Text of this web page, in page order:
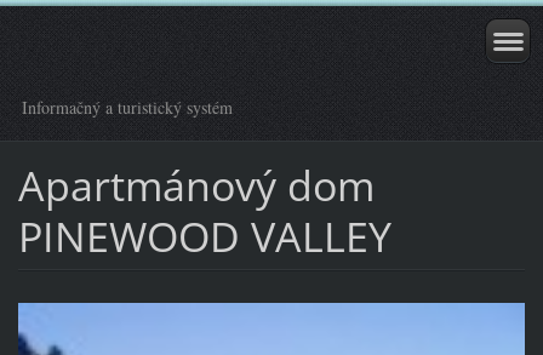
Informačný a turistický systém
Apartmánový dom
PINEWOOD VALLEY